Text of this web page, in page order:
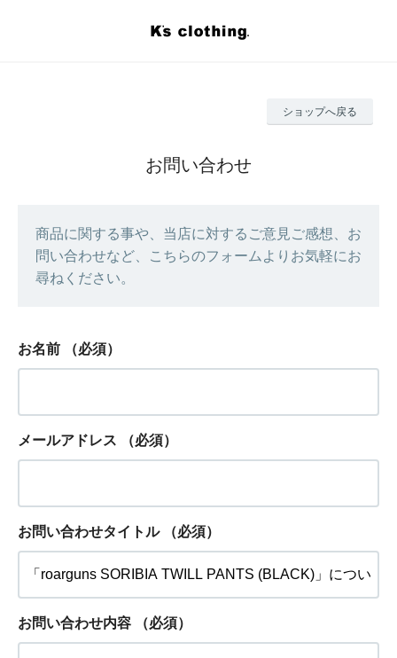
ショップへ戻る
お問い合わせ
商品に関する事や、当店に対するご意見ご感想、お
問い合わせなど、こちらのフォームよりお気軽にお
尋ねください。
お名前 （必須）
メールアドレス （必須）
お問い合わせタイトル （必須）
お問い合わせ内容 （必須）